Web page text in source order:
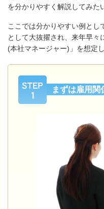
を分かりやすく解説してみた
ここでは分かりやすい例とし
として大抜擢され、来年早々
(本社マネージャー)」を想定
まずは雇用関